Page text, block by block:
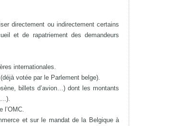
directement ou indirectement certains
et de rapatriement des demandeurs
internationales.
votée par le Parlement belge).
billets d’avion…) dont les montants
l’OMC.
et sur le mandat de la Belgique à